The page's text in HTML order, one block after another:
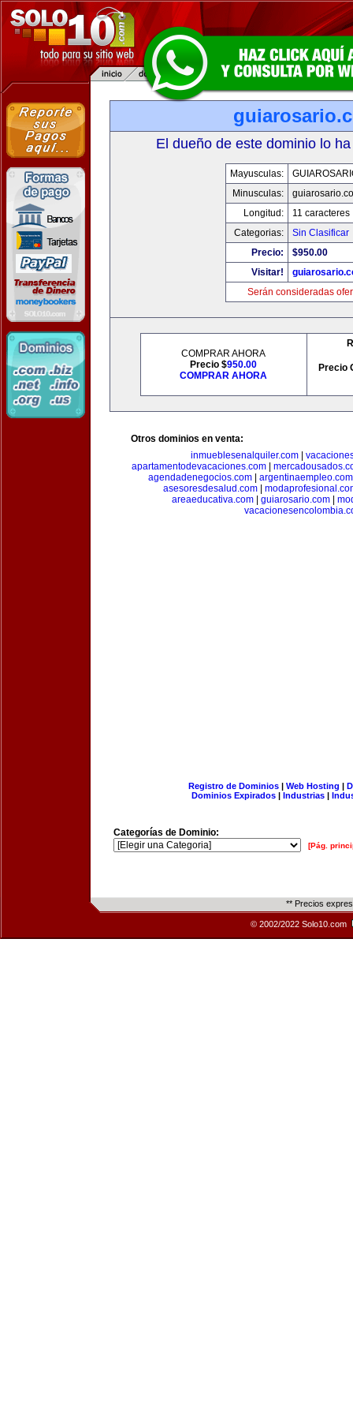
El dueño de este dominio lo
Mayusculas:
Minusculas:
Longitud:
11 caracteres
Categorias:
Sin Clasificar
Precio:
$950.00
Visitar!
Serán consideradas
COMPRAR AHORA
Precio $950.00
COMPRAR AHORA
Precio
Otros dominios en venta:
inmueblesenalquiler.com|
apartamentodevacaciones.com|
agendadenegocios.com| argentinaempleo.com
asesoresdesalud.com|
areaeducativa.com| guiarosario.com|
Registro de Dominios| Web Hosting |
Dominios Expirados | Industrias |
Categorías de Dominio:
[Pág.
** Precios
© 2002/2022 Solo10.com